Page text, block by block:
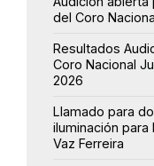
del Coro
Resultados
Coro Nacional
2026
Llamado para
iluminación
Vaz Ferreira